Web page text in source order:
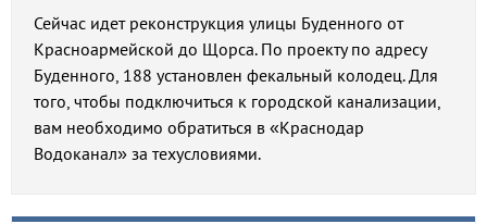
Сейчас идет реконструкция улицы Буденного от
Красноармейской до Щорса. По проекту по адресу
Буденного, 188 установлен фекальный колодец. Для
того, чтобы подключиться к городской канализации,
вам необходимо обратиться в «Краснодар
Водоканал» за техусловиями.